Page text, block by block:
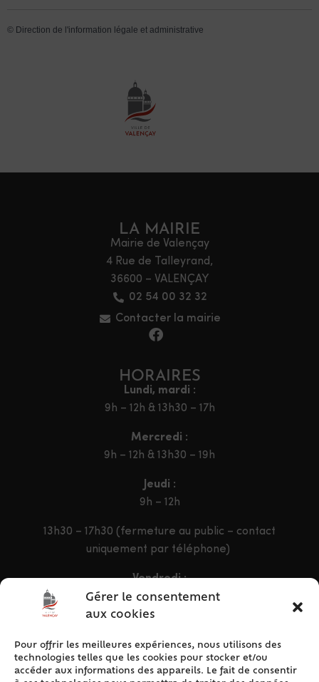
Gérer le consentement
aux cookies
Pour offrir les meilleures expériences, nous utilisons des
technologies telles que les cookies pour stocker et/ou
accéder aux informations des appareils. Le fait de consentir
© Direction de l'information légale et administrative
LA MAIRIE
Mairie de Valençay
4 Rue de Talleyrand,
36600 – VALENÇAY
02 54 00 32 32
Contacter la mairie
HORAIRES
Lundi, mardi :
9h – 12h & 13h30 – 17h
Mercredi :
9h – 12h & 13h30 – 19h
Jeudi :
9h – 12h
13h30 – 17h30 (fermeture au public – contact
uniquement par téléphone)
Vendredi :
9h – 12h & 13h30 – 16h30
ACCÈS RAPIDE
Accueil